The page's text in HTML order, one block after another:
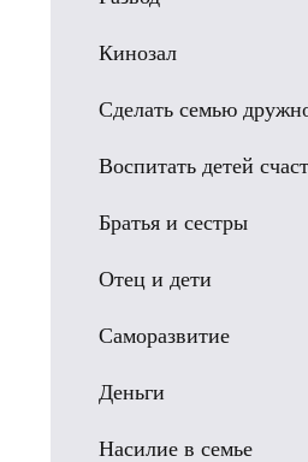
Кинозал
Сделать семью
Воспитать детей
Братья и сестры
Отец и дети
Саморазвитие
Деньги
Насилие в семье